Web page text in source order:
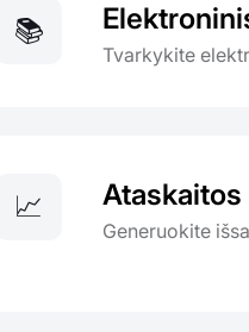
📚
Tvarkykite
📈 Ataskaitos
Generuokite